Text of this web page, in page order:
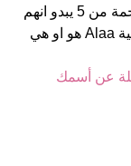
الأشخاص بأسم Alaa (قدر اسمائهم ب 4.5 نجمة من 5 يبدو انهم
راضون جدا. فى الخارج هذا أسم جيد تماما كنية Alaa هو او هي